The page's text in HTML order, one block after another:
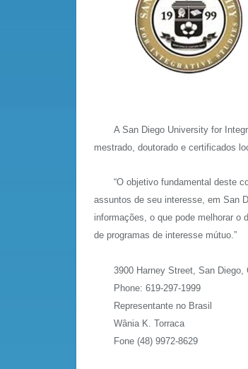
A San Diego University for
mestrado, doutorado e certificados
“O objetivo fundamental deste
assuntos de seu interesse, em San
informações, o que pode melhorar o
de programas de interesse mútuo.”
3900 Harney Street, San Diego,
Phone: 619-297-1999
Representante no Brasil
Wânia K. Torraca
Fone (48) 9972-8629